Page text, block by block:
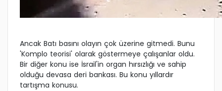
Ancak Batı basını olayın çok üzerine gitmedi. Bunu
'Komplo teorisi' olarak göstermeye çalışanlar oldu.
Bir diğer konu ise İsrail'in organ hırsızlığı ve sahip
olduğu devasa deri bankası. Bu konu yıllardır
tartışma konusu.